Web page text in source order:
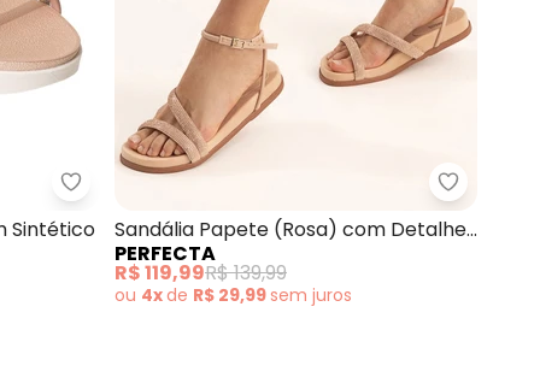
com Strass
Beira Rio - Sandália Beira Rio (Rosa) em Sintético
Sintético
Perfecta
Sandália Papete (Rosa) com Detalhe
de Strass
PERFECTA
R$ 119,99R$ 139,99
ou 4xde R$ 29,99sem juros
com a nossa Política de